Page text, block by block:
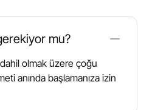
mu?
olmak üzere çoğu
anında başlamanıza izin